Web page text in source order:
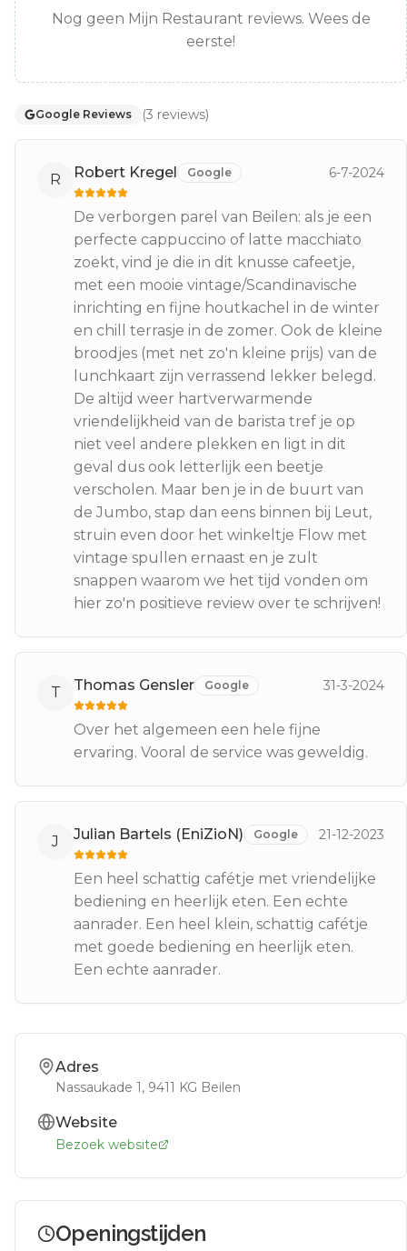
Nog geen Mijn Restaurant reviews. Wees de
eerste!
Google Reviews (3 reviews)
R Robert Kregel Google 6-7-2024
De verborgen parel van Beilen: als je een
perfecte cappuccino of latte macchiato
zoekt, vind je die in dit knusse cafeetje,
met een mooie vintage/Scandinavische
inrichting en fijne houtkachel in de winter
en chill terrasje in de zomer. Ook de kleine
broodjes (met net zo'n kleine prijs) van de
lunchkaart zijn verrassend lekker belegd.
De altijd weer hartverwarmende
vriendelijkheid van de barista tref je op
niet veel andere plekken en ligt in dit
geval dus ook letterlijk een beetje
verscholen. Maar ben je in de buurt van
de Jumbo, stap dan eens binnen bij Leut,
struin even door het winkeltje Flow met
vintage spullen ernaast en je zult
snappen waarom we het tijd vonden om
hier zo'n positieve review over te schrijven!
T Thomas Gensler Google 31-3-2024
Over het algemeen een hele fijne
ervaring. Vooral de service was geweldig.
J Julian Bartels (EniZioN) Google 21-12-2023
Een heel schattig cafétje met vriendelijke
bediening en heerlijk eten. Een echte
aanrader. Een heel klein, schattig cafétje
met goede bediening en heerlijk eten.
Een echte aanrader.
Adres
Nassaukade 1, 9411 KG Beilen
Website
Bezoek website
Openingstijden